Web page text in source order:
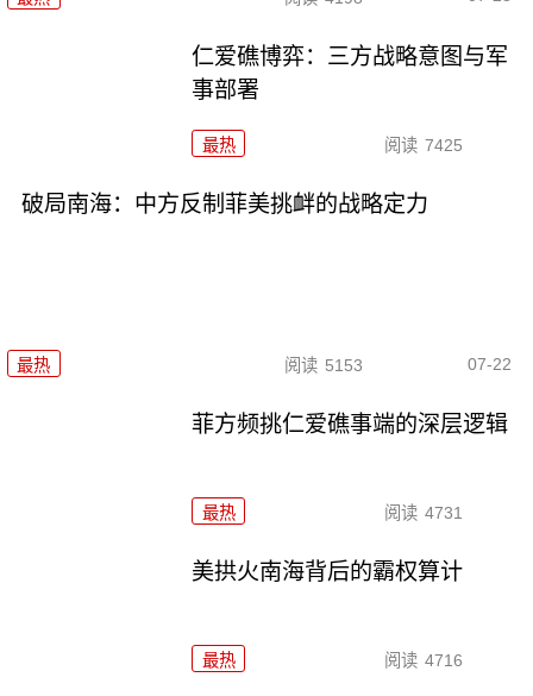
仁爱礁博弈：三方战略意图与军
事部署
最热 阅读 7425
破局南海：中方反制菲美挑衅的战略定力
最热 阅读 5153 07-22
菲方频挑仁爱礁事端的深层逻辑
最热 阅读 4731
美拱火南海背后的霸权算计
最热 阅读 4716